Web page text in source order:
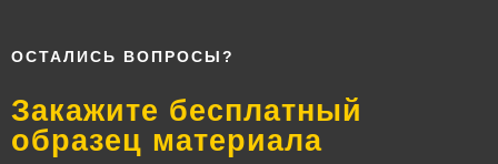
ОСТАЛИСЬ ВОПРОСЫ?
Закажите бесплатный
образец материала